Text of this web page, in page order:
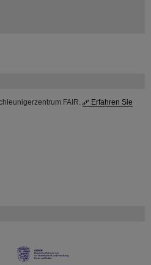
FAIR.
Erfahren Sie